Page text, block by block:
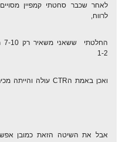
לאחר שכבר סחטתי קמפיין
לרווח,
1-2
ואכן באמת הCTR עולה והייתה מכירה. נבדוק את זה עוד כמה ימים ואז נחליט.
אבל את השיטה הזאת כמובן